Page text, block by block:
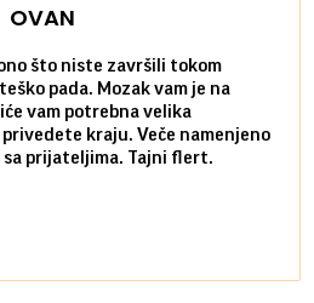
OVAN
što niste završili tokom
pada. Mozak vam je na
vam potrebna velika
kraju. Veče namenjeno
prijateljima. Tajni flert.